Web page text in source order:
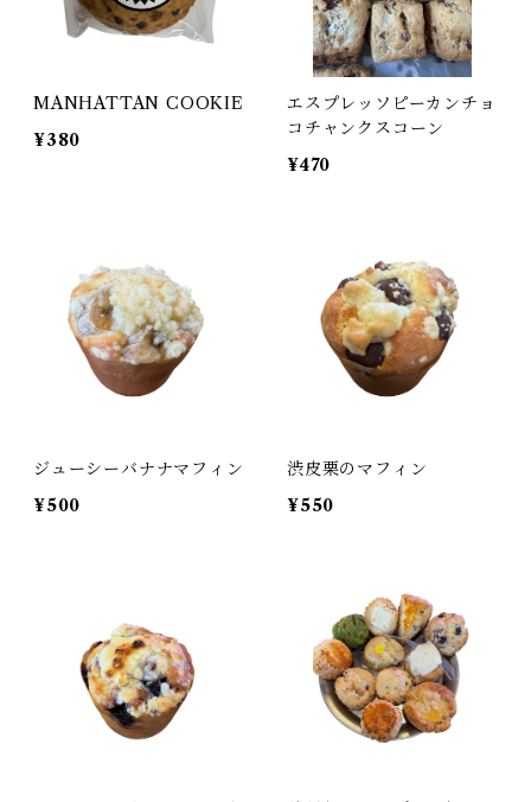
MANHATTAN COOKIE
¥380
エスプレッソピーカンチョ
コチャンクスコーン
¥470
ジューシーバナナマフィン
¥500
渋皮栗のマフィン
¥550